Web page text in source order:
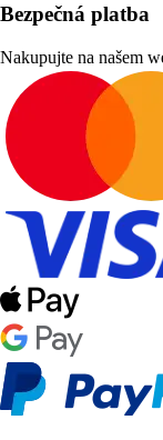
Bezpečná platba
Nakupujte na našem